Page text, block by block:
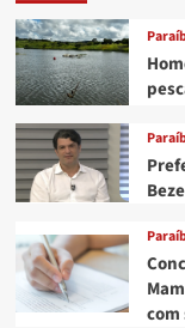
homofóbicos
em
nome
de
diz
Xuxa
com